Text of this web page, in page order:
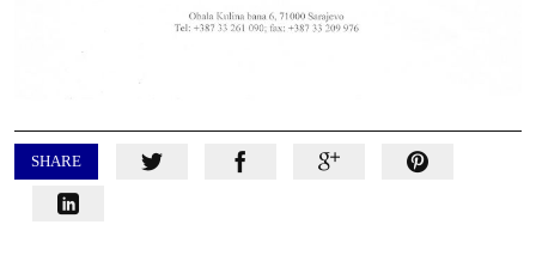
SHARE